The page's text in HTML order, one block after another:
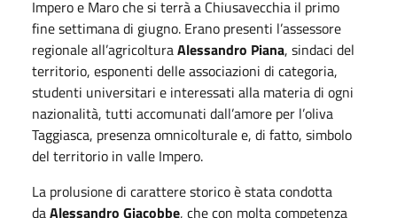
Impero e Maro che si terrà a Chiusavecchia il primo
fine settimana di giugno. Erano presenti l’assessore
regionale all’agricolturaAlessandro Piana, sindaci del
territorio, esponenti delle associazioni di categoria,
studenti universitari e interessati alla materia di ogni
nazionalità, tutti accomunati dall’amore per l’oliva
Taggiasca, presenza omnicolturale e, di fatto, simbolo
del territorio in valle Impero.
La prolusione di carattere storico è stata condotta
daAlessandro Giacobbe, che con molta competenza